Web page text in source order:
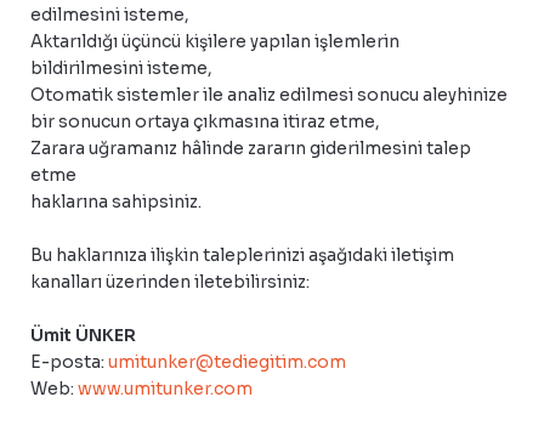
edilmesini isteme,
Aktarıldığı üçüncü kişilere yapılan işlemlerin
bildirilmesini isteme,
Otomatik sistemler ile analiz edilmesi sonucu aleyhinize
bir sonucun ortaya çıkmasına itiraz etme,
Zarara uğramanız hâlinde zararın giderilmesini talep
etme
haklarına sahipsiniz.
Bu haklarınıza ilişkin taleplerinizi aşağıdaki iletişim
kanalları üzerinden iletebilirsiniz:
Ümit ÜNKER
E-posta:umitunker@tediegitim.com
Web:www.umitunker.com